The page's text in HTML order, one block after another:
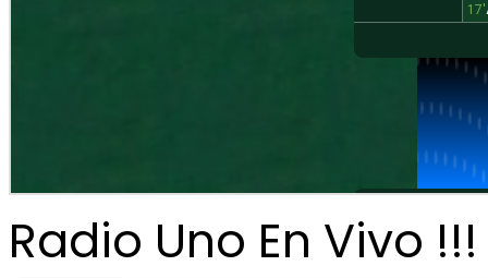
Radio Uno En Vivo !!!